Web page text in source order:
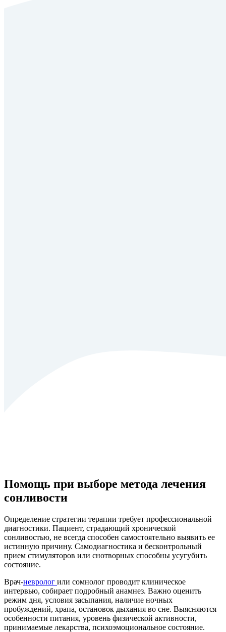
Помощь при выборе метода лечения
сонливости
Определение стратегии терапии требует профессиональной
диагностики. Пациент, страдающий хронической
сонливостью, не всегда способен самостоятельно выявить ее
истинную причину. Самодиагностика и бесконтрольный
прием стимуляторов или снотворных способны усугубить
состояние.
Врач-невролог или сомнолог проводит клиническое
интервью, собирает подробный анамнез. Важно оценить
режим дня, условия засыпания, наличие ночных
пробуждений, храпа, остановок дыхания во сне. Выясняются
особенности питания, уровень физической активности,
принимаемые лекарства, психоэмоциональное состояние.